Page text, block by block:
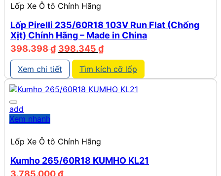
Lốp Xe Ô tô Chính Hãng
Lốp Pirelli 235/60R18 103V Run Flat (Chống
Xịt) Chính Hãng – Made in China
398.398₫ Giá
gốc
là:
398.398 ₫.
398.345 ₫Giá
hiện
tại
là:
398.345 ₫.
Xem chi tiết Tìm kích cỡ lốp
add
Xem nhanh
Lốp Xe Ô tô Chính Hãng
Kumho 265/60R18 KUMHO KL21
3.785.000₫